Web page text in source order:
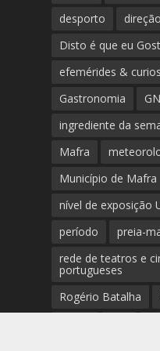
desporto
Disto é que eu
efemérides &
Gastronomia
ingrediente da
Mafra
Município de Mafra
nível de exposição
período
preia-
rede de teatros e
portugueses
Rogério Batalha